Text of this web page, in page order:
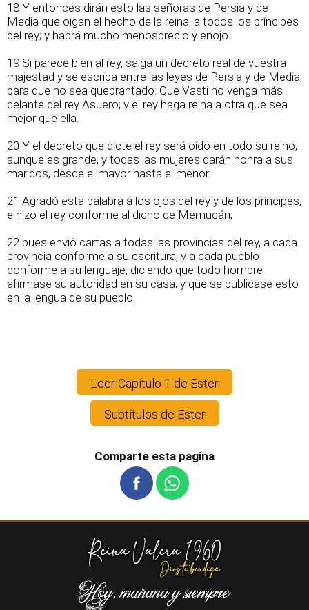
18 Y entonces dirán esto las señoras de Persia y de
Media que oigan el hecho de la reina, a todos los príncipes
del rey; y habrá mucho menosprecio y enojo.
19 Si parece bien al rey, salga un decreto real de vuestra
majestad y se escriba entre las leyes de Persia y de Media,
para que no sea quebrantado: Que Vasti no venga más
delante del rey Asuero; y el rey haga reina a otra que sea
mejor que ella.
20 Y el decreto que dicte el rey será oído en todo su reino,
aunque es grande, y todas las mujeres darán honra a sus
maridos, desde el mayor hasta el menor.
21 Agradó esta palabra a los ojos del rey y de los príncipes,
e hizo el rey conforme al dicho de Memucán;
22 pues envió cartas a todas las provincias del rey, a cada
provincia conforme a su escritura, y a cada pueblo
conforme a su lenguaje, diciendo que todo hombre
afirmase su autoridad en su casa; y que se publicase esto
en la lengua de su pueblo.
Leer Capítulo 1 de Ester
Subtítulos de Ester
Comparte esta pagina